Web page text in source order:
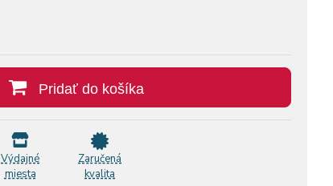
Pridať do košíka
Výdajné
miesta
Zaručená
kvalita